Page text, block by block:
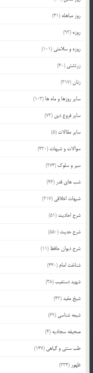
روز مباهله (41)
روزه (93)
روزه و سلامتی (101)
زرتشتی (40)
زنان(317)
سایر روزها و ماه ها (103)
سایر فروع دین (72)
سایر مقالات (5)
سوالات و شبهات (420)
سیر و سلوک (274)
شب های قدر (46)
شبهات اخلاقی (217)
شرح احادیث (51)
شرح حدیث (550)
شرح دیوان حافظ (11)
شناخت امام (440)
شهید دستغیب(38)
شیخ مفید(42)
شیعه شناسی (69)
صحیفه سجادیه (4)
طب سنتی و گیاهی (147)
ظهور (334)